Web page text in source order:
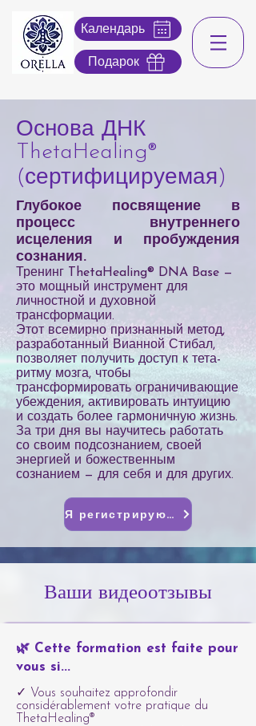
Календарь
Подарок
Основа ДНК
ThetaHealing®
(сертифицируемая)
Глубокое посвящение в
процесс внутреннего
исцеления и пробуждения
сознания.
Тренинг ThetaHealing® DNA Base —
это мощный инструмент для
личностной и духовной
трансформации.
Этот всемирно признанный метод,
разработанный Вианной Стибал,
позволяет получить доступ к тета-
ритму мозга, чтобы
трансформировать ограничивающие
убеждения, активировать интуицию
и создать более гармоничную жизнь.
За три дня вы научитесь работать
со своим подсознанием, своей
энергией и божественным
сознанием — для себя и для других.
Я регистрируюсь
Ваши видеоотзывы
🌿 Cette formation est faite pour
vous si...
✓ Vous souhaitez approfondir
considérablement votre pratique du
ThetaHealing®